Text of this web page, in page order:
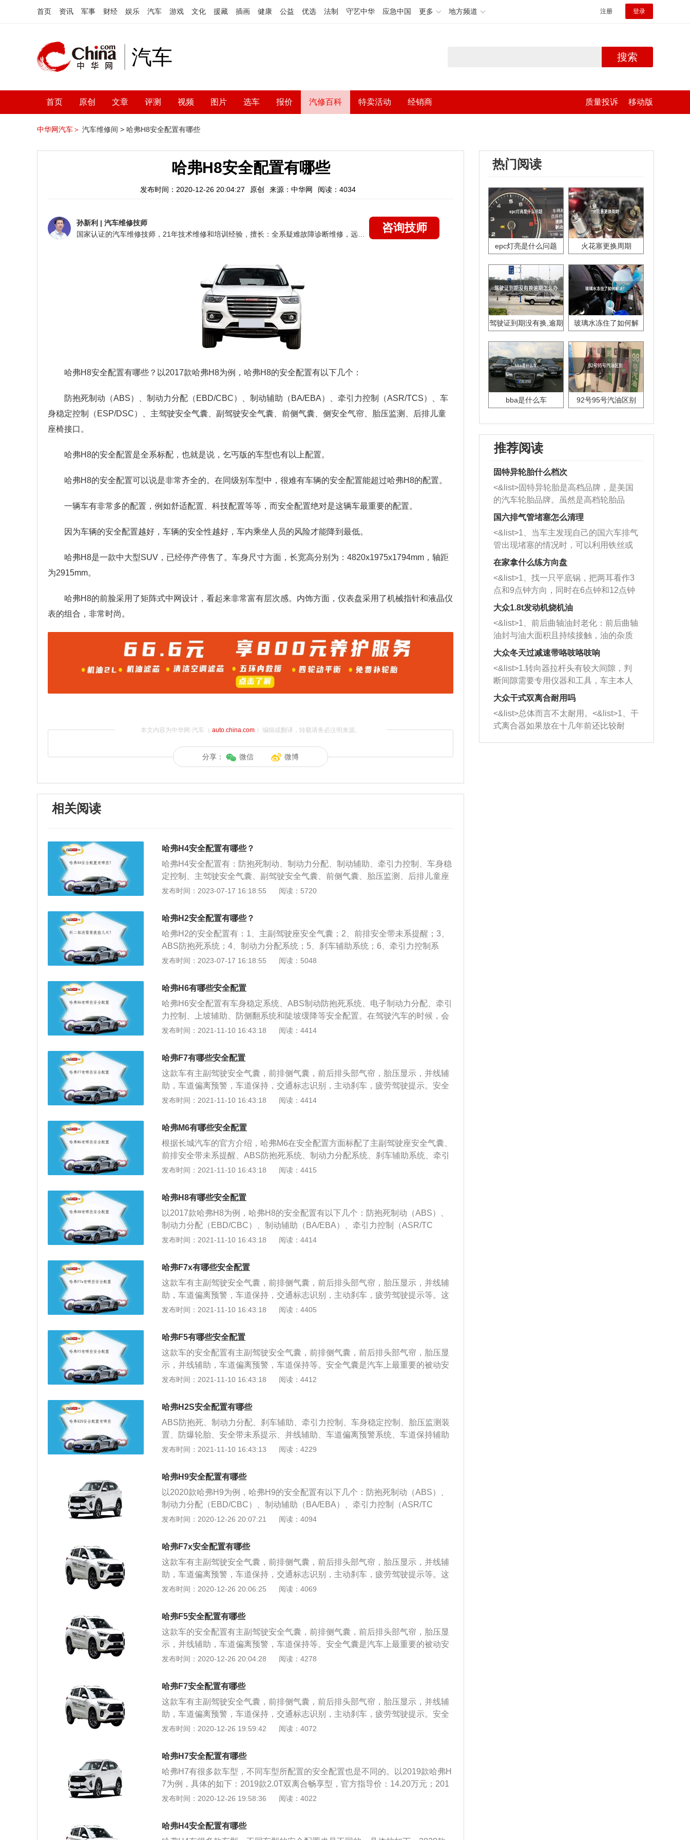
首页 资讯 军事 财经 娱乐 汽车 游戏 文化 援藏 插画 健康 公益 优选 法制 守艺中华 应急中国 更多 地方频道 注册 登录
汽车 搜索
首页 原创 文章 评测 视频 图片 选车 报价 汽修百科 特卖活动 经销商 质量投诉 移动版
中华网汽车＞ 汽车维修间 > 哈弗H8安全配置有哪些
哈弗H8安全配置有哪些
发布时间：2020-12-26 20:04:27 原创 来源：中华网 阅读：4034
孙新利 | 汽车维修技师
咨询技师
哈弗H8安全配置有哪些？ 以2017款哈弗H8为例，哈弗H8的安全配置有以下几个：
防抱死制动（ABS）、制动力分配（EBD/CBC）、制动辅助（BA/EBA）、牵引力控制（ASR/TCS）、车
身稳定控制（ESP/DSC）、主驾驶安全气囊、副驾驶安全气囊、前侧气囊、侧安全气帘、胎压监测、后排儿童
座椅接口。
哈弗H8的安全配置是全系标配，也就是说，乞丐版的车型也有以上配置。
哈弗H8的安全配置可以说是非常齐全的。在同级别车型中，很难有车辆的安全配置能超过哈弗H8的配置。
一辆车有非常多的配置，例如舒适配置、科技配置等等，而安全配置绝对是这辆车最重要的配置。
因为车辆的安全配置越好，车辆的安全性越好，车内乘坐人员的风险才能降到最低。
哈弗H8是一款中大型SUV，已经停产停售了。车身尺寸方面，长宽高分别为：4820x1975x1794mm，轴距
为2915mm。
哈弗H8的前脸采用了矩阵式中网设计，看起来非常富有层次感。内饰方面，仪表盘采用了机械指针和液晶仪
表的组合，非常时尚。
本文内容为中华网·汽车（ auto.china.com）编辑或翻译，转载请务必注明来源。
分享： 微信 微博
相关阅读
哈弗H4安全配置有哪些？
哈弗H4安全配置有：防抱死制动、制动力分配、制动辅助、牵引力控制、车身稳
定控制、主驾驶安全气囊、副驾驶安全气囊、前侧气囊、胎压监测、后排儿童座
椅接口、侧安全气帘。哈弗H4属于紧凑型SUV，以哈弗H42020款乐享版手动型
米，油箱容积为55升。哈弗H42020款乐享版手动型搭载了1.5T涡轮增压发动
机，最大马力是150匹，最大功率是110千瓦。
发布时间：2023-07-17 16:18:55 阅读：5720
哈弗H2安全配置有哪些？
哈弗H2的安全配置有：1、主副驾驶座安全气囊；2、前排安全带未系提醒；3、
ABS防抱死系统；4、制动力分配系统；5、刹车辅助系统；6、牵引力控制系
统；7、车身稳定控制系统；8、高配车型还增加了前排侧气囊；9、胎压监测系
助、陡坡缓降系统。在多媒体配置方面：哈弗H2标配了中控液晶显示屏、车载蓝
牙、手机互联和映射。
发布时间：2023-07-17 16:18:55 阅读：5048
哈弗H6有哪些安全配置
哈弗H6安全配置有车身稳定系统、ABS制动防抱死系统、电子制动力分配、牵引
力控制、上坡辅助、防侧翻系统和陡坡缓降等安全配置。在驾驶汽车的时候，会
通过很多复杂的路况，驾驶员必须要根据具体的路况来控制汽车的油门和刹车，
一套非常有效且有必要的安全系统，这套系统可以很大程度的降低汽车发生事故
的概率，现在这个系统已经成为了汽车上的标准配置。ABS是一种具有防滑、防
锁死特点的安全系统，汽车在紧急情况下进行制动时，如果汽车的四个车轮全部
被刹车系统给锁死，那么车轮的滚动就会变成滑动，这样很容易使汽车发生侧滑
或者是跑偏，有了ABS系统之后，汽车可以避免在制动时车轮因抱死而失去转向
搭载的这套安全配置可以为汽车提升驾驶安全性，同时还可以提升汽车的操控
感。
发布时间：2021-11-10 16:43:18 阅读：4414
哈弗F7有哪些安全配置
这款车有主副驾驶安全气囊，前排侧气囊，前后排头部气帘，胎压显示，并线辅
助，车道偏离预警，车道保持，交通标志识别，主动刹车，疲劳驾驶提示。安全
气囊是汽车上最重要的被动安全装置，在发生严重的碰撞事故时，安全气囊可以
内成员的安全。如果在安全气囊弹出时车内成员没有系安全带，那弹出的安全气
囊会对车内成员造成严重的二次伤害。所以，无论开车还是乘坐汽车，上车后要
做的第一件事情就是系好安全带。安全带在发生严重的交通事故时是可以救命
的。侧气囊和头部气帘可以保护侧面，这样在车身侧面受到撞击时，气囊可以弹
出来保护成员，同时尽量不让碎掉的车窗玻璃伤害到车内成员。并线辅助，车道
是可以提高行驶过程中的安全性的。很多车上都有主动安全配置，车友们在买车
之前可以试驾一下体验一下这些主动安全配置是否好用。
发布时间：2021-11-10 16:43:18 阅读：4414
哈弗M6有哪些安全配置
根据长城汽车的官方介绍，哈弗M6在安全配置方面标配了主副驾驶座安全气囊、
前排安全带未系提醒、ABS防抱死系统、制动力分配系统、刹车辅助系统、牵引
力控制系统、车身稳定控制系统，高配车型还增加了后排侧气囊和胎压监测系
档车型还有被动行人保护系统、零胎压继续行驶、并线辅助系统、车道偏离预警
系统、车道保持辅助系统、主动刹车/主动安全系统等，使行车安全得到一定的保
障。关于哈弗M6的部分参数和配置如下在价格方面，哈弗M6的售价区间为6.60
万元-8.20万元。在车身尺寸方面，哈弗M6的长宽高为4649*1830*1705mm。在
动力方面，哈弗M6全系搭载了一款1.5升的涡轮增压发动机，最大马力为150匹。
的前悬架为麦弗逊式独立悬架，后悬架为双横臂式独立悬架。
发布时间：2021-11-10 16:43:18 阅读：4415
哈弗H8有哪些安全配置
以2017款哈弗H8为例，哈弗H8的安全配置有以下几个：防抱死制动（ABS）、
制动力分配（EBD/CBC）、制动辅助（BA/EBA）、牵引力控制（ASR/TC
S）、车身稳定控制（ESP/DSC）、主驾驶安全气囊、副驾驶安全气囊、前侧气
配，也就是说，乞丐版的车型也有以上配置。哈弗H8的安全配置可以说是非常齐
全的。在同级别车型中，很难有车辆的安全配置能超过哈弗H8的配置。一辆车有
非常多的配置，例如舒适配置、科技配置等等，而安全配置绝对是这辆车最重要
的配置。因为车辆的安全配置越好，车辆的安全性越好，车内乘坐人员的风险才
能降到最低。哈弗H8是一款中大型SUV，已经停产停售了。车身尺寸方面，长宽
式中网设计，看起来非常富有层次感。内饰方面，仪表盘采用了机械指针和液晶
仪表的组合，非常时尚。
发布时间：2021-11-10 16:43:18 阅读：4414
哈弗F7x有哪些安全配置
这款车有主副驾驶安全气囊，前排侧气囊，前后排头部气帘，胎压显示，并线辅
助，车道偏离预警，车道保持，交通标志识别，主动刹车，疲劳驾驶提示等。这
款车的主动安全配置和被动安全配置是很高的。安全气囊是汽车上最重要的被动
全气囊只有与安全带配合使用才有效，如果在安全气囊弹出时没有系好安全带，
那弹出的安全气囊会给车内成员带来严重的二次伤害。所以无论开车还是乘坐汽
车，上车后第一件事情就是系好安全带。主动安全配置就是主动刹车，车道偏离
预警，车道保持等配置，这些配置是为了预防事故发生的，这些配置可以提高行
驶过程中的安全性。但是，即便有了这些安全性配置，我们在驾驶汽车的过程中
电话，不要超速行驶，不要超载行驶，要遵守交通信号灯，要注意礼让行人和非
机动车。遵守交通规则行驶并不是为了不罚款不扣分，而是为了自己和他人的生
命安全。
发布时间：2021-11-10 16:43:18 阅读：4405
哈弗F5有哪些安全配置
这款车的安全配置有主副驾驶安全气囊，前排侧气囊，前后排头部气帘，胎压显
示，并线辅助，车道偏离预警，车道保持等。安全气囊是汽车上最重要的被动安
全装置，在发生严重的碰撞事故时，安全气囊会弹出来保护车内成员。但是，安
有系安全带，那弹出的安全气囊会给车内成员带来严重的二次伤害。所以无论开
车还是乘坐汽车，上车后第一件事情就是系好安全带。哈弗f5是一款紧凑型suv，
这款车全系使用了1.5升涡轮增压发动机。这款发动机有169马力和285牛米的最
大扭矩，这款发动机能在5000到5600转每分钟时输出最大功率，能在1400到300
0转每分钟时输出最大扭矩。这款发动机搭载了cvvl技术，并且使用了铝合金缸盖
立悬架，后悬架使用了双横臂独立悬架。哈弗旗下的很多汽车都在使用双横臂独
立悬架。这款车的性价比是比较高的，这款车的指导价格为10万元到13万元。
发布时间：2021-11-10 16:43:18 阅读：4412
哈弗H2S安全配置有哪些
ABS防抱死、制动力分配、刹车辅助、牵引力控制、车身稳定控制、胎压监测装
置、防爆轮胎、安全带未系提示、并线辅助、车道偏离预警系统、车道保持辅助
系统、主动刹车/主动安全系统、道路交通标示识别、疲劳驾驶提示、夜视系统
伐，家族式的设计风格精致而又大气，品牌辨识度很高。在外观设计上主要针对
前保险杠进行了调整，其中蓝标版雾灯位置造型更大，同时辅以镀铬装饰条点
缀，六边形进气格栅更改为五横条幅式设计。红标车型为蜂窝状中网，蓝标车型
为六边形设计。内饰方面，标配CarPlay+Carlife手机互联系统。另外自动智尚型
新增电动座椅、电动腰部支撑、侧气帘、外后视镜锁车自动折叠等。安全方面，
动机，最大功率150马力，峰值扭矩210牛米。传动系统方面，新车匹配6速手动
或7速双离合变速箱，并提供标准、经济、运动三种驾驶模式可选。
发布时间：2021-11-10 16:43:13 阅读：4229
哈弗H9安全配置有哪些
以2020款哈弗H9为例，哈弗H9的安全配置有以下几个：防抱死制动（ABS）、
制动力分配（EBD/CBC）、制动辅助（BA/EBA）、牵引力控制（ASR/TC
S）、车身稳定控制（ESP/DSC）、主驾驶安全气囊、副驾驶安全气囊、前侧气
配，也就是说，乞丐版的车型也有以上配置。哈弗H9的安全配置可以说是非常齐
全的。在同价位车型中，很难有车辆的安全配置能超过哈弗H9的配置。一辆车有
非常多的配置，例如舒适配置、科技配置等等，而安全配置绝对是这辆车最重要
的配置。因为车辆的安全配置越好，车辆的安全性越好，车内乘坐人员的风险才
能降到最低。截至2019年11月24日，哈弗H9在售的最新车型是2020款，官方指
驱动方式全部为适时四驱。悬架方面，前悬架为双叉臂式独立悬架，后悬架为整
体桥式非独立悬架。
发布时间：2020-12-26 20:07:21 阅读：4094
哈弗F7x安全配置有哪些
这款车有主副驾驶安全气囊，前排侧气囊，前后排头部气帘，胎压显示，并线辅
助，车道偏离预警，车道保持，交通标志识别，主动刹车，疲劳驾驶提示等。这
款车的主动安全配置和被动安全配置是很高的。安全气囊是汽车上最重要的被动
全气囊只有与安全带配合使用才有效，如果在安全气囊弹出时没有系好安全带，
那弹出的安全气囊会给车内成员带来严重的二次伤害。所以无论开车还是乘坐汽
车，上车后第一件事情就是系好安全带。主动安全配置就是主动刹车，车道偏离
预警，车道保持等配置，这些配置是为了预防事故发生的，这些配置可以提高行
驶过程中的安全性。但是，即便有了这些安全性配置，我们在驾驶汽车的过程中
电话，不要超速行驶，不要超载行驶，要遵守交通信号灯，要注意礼让行人和非
机动车。遵守交通规则行驶并不是为了不罚款不扣分，而是为了自己和他人的生
命安全。
发布时间：2020-12-26 20:06:25 阅读：4069
哈弗F5安全配置有哪些
这款车的安全配置有主副驾驶安全气囊，前排侧气囊，前后排头部气帘，胎压显
示，并线辅助，车道偏离预警，车道保持等。安全气囊是汽车上最重要的被动安
全装置，在发生严重的碰撞事故时，安全气囊会弹出来保护车内成员。但是，安
有系安全带，那弹出的安全气囊会给车内成员带来严重的二次伤害。所以无论开
车还是乘坐汽车，上车后第一件事情就是系好安全带。哈弗f5是一款紧凑型suv，
这款车全系使用了1.5升涡轮增压发动机。这款发动机有169马力和285牛米的最
大扭矩，这款发动机能在5000到5600转每分钟时输出最大功率，能在1400到300
0转每分钟时输出最大扭矩。这款发动机搭载了cvvl技术，并且使用了铝合金缸盖
立悬架，后悬架使用了双横臂独立悬架。哈弗旗下的很多汽车都在使用双横臂独
立悬架。这款车的性价比是比较高的，这款车的指导价格为10万元到13万元。
发布时间：2020-12-26 20:04:28 阅读：4278
哈弗F7安全配置有哪些
这款车有主副驾驶安全气囊，前排侧气囊，前后排头部气帘，胎压显示，并线辅
助，车道偏离预警，车道保持，交通标志识别，主动刹车，疲劳驾驶提示。安全
气囊是汽车上最重要的被动安全装置，在发生严重的碰撞事故时，安全气囊可以
内成员的安全。如果在安全气囊弹出时车内成员没有系安全带，那弹出的安全气
囊会对车内成员造成严重的二次伤害。所以，无论开车还是乘坐汽车，上车后要
做的第一件事情就是系好安全带。安全带在发生严重的交通事故时是可以救命
的。侧气囊和头部气帘可以保护侧面，这样在车身侧面受到撞击时，气囊可以弹
出来保护成员，同时尽量不让碎掉的车窗玻璃伤害到车内成员。并线辅助，车道
是可以提高行驶过程中的安全性的。很多车上都有主动安全配置，车友们在买车
之前可以试驾一下体验一下这些主动安全配置是否好用。
发布时间：2020-12-26 19:59:42 阅读：4072
哈弗H7安全配置有哪些
哈弗H7有很多款车型，不同车型所配置的安全配置也是不同的。以2019款哈弗H
7为例，具体的如下：2019款2.0T双离合畅享型，官方指导价：14.20万元；201
9款2.0T双离合悦享型，官方指导价：15.20万元。以上两款车型的安全配置是一
EBA）、牵引力控制（ASR/TCS）、车身稳定控制（ESP/DSC）、主驾驶安全
气囊、副驾驶安全气囊、胎压监测、后排儿童座椅接口。除了以上两款车型，其
发布时间：2020-12-26 19:58:36 阅读：4022
哈弗H4安全配置有哪些
热门阅读
epc灯亮是什么问题 火花塞更换周期
驾驶证到期没有换,逾期
玻璃水冻住了如何解
bba是什么车 92号95号汽油区别
推荐阅读
固特异轮胎什么档次
<&list>固特异轮胎是高档品牌，是美国
的汽车轮胎品牌。虽然是高档轮胎品
牌，但是中高低端的轮胎都有生产，这
也是为了更好的开拓市场。
国六排气管堵塞怎么清理
<&list>1、当车主发现自己的国六车排气
管出现堵塞的情况时，可以利用铁丝或
者是细棍，直接将杂物给取出来，如果
堵塞情况比较严重，也可以采取应急措
施。 <&list>2、直接利用木棍将所有的
杂物推到排气管里面的位置处，然后将
三元催化器拆解开，就可以将堵塞的东
西取出来。但如果是因为积碳过多引起
的堵塞，就需要将三元催化器泡在草酸
洗剂对堵塞的情况得到解决，将清洗剂
放在燃油箱中，与燃油混合后，车辆启
动时，就可以和汽油一起进入到燃烧
室，最后形成废气排出，就可以让三元
催化器得到清洗，排气管堵塞的情况就
能够得到解决。
在家拿什么练方向盘
<&list>1、找一只平底锅，把两耳看作3
点和9点钟方向，同时在6点钟和12点钟
方向做一个标记。 <&list>2、双手握住
一圈半的练习，往右同样也要打相同的
圈数。 <&list>3、最后强调要反复练
习，这样就可以形成肌肉记忆，在真实
驾驶车辆时，不需要记忆也能打好方
向。
大众1.8t发动机烧机油
<&list>1、前后曲轴油封老化：前后曲轴
油封与油大面积且持续接触，油的杂质
和发动机内持续温度变化使其密封效果
逐渐减弱，导致渗油或漏油。<&list>2、
活塞间隙过大：积碳会使活塞环与缸体
的间隙扩大，导致机油流入燃烧室中，
造成烧机油。<&list>3、机油粘度。使用
机油粘度过小的话，同样会有烧机油现
象，机油粘度过小具有很好的流动性，
大众冬天过减速带咯吱咯吱响
<&list>1.转向器拉杆头有较大间隙，判
断间隙需要专用仪器和工具，车主本人
无法制作，需要将车辆送到修理厂或4s
店；<&list>2.车辆半轴套管防尘罩破
裂，破裂后会出现漏油现象，使半轴磨
损严重，磨损的半轴容易损坏，产生异
响；<&list>3.稳定器的转向胶套和球头
大众干式双离合耐用吗
<&list>总体而言不太耐用。<&list>1、干
式离合器如果放在十几年前还比较耐